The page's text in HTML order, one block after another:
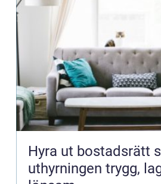
Hyra ut bostadsrätt så gör du
uthyrningen trygg,